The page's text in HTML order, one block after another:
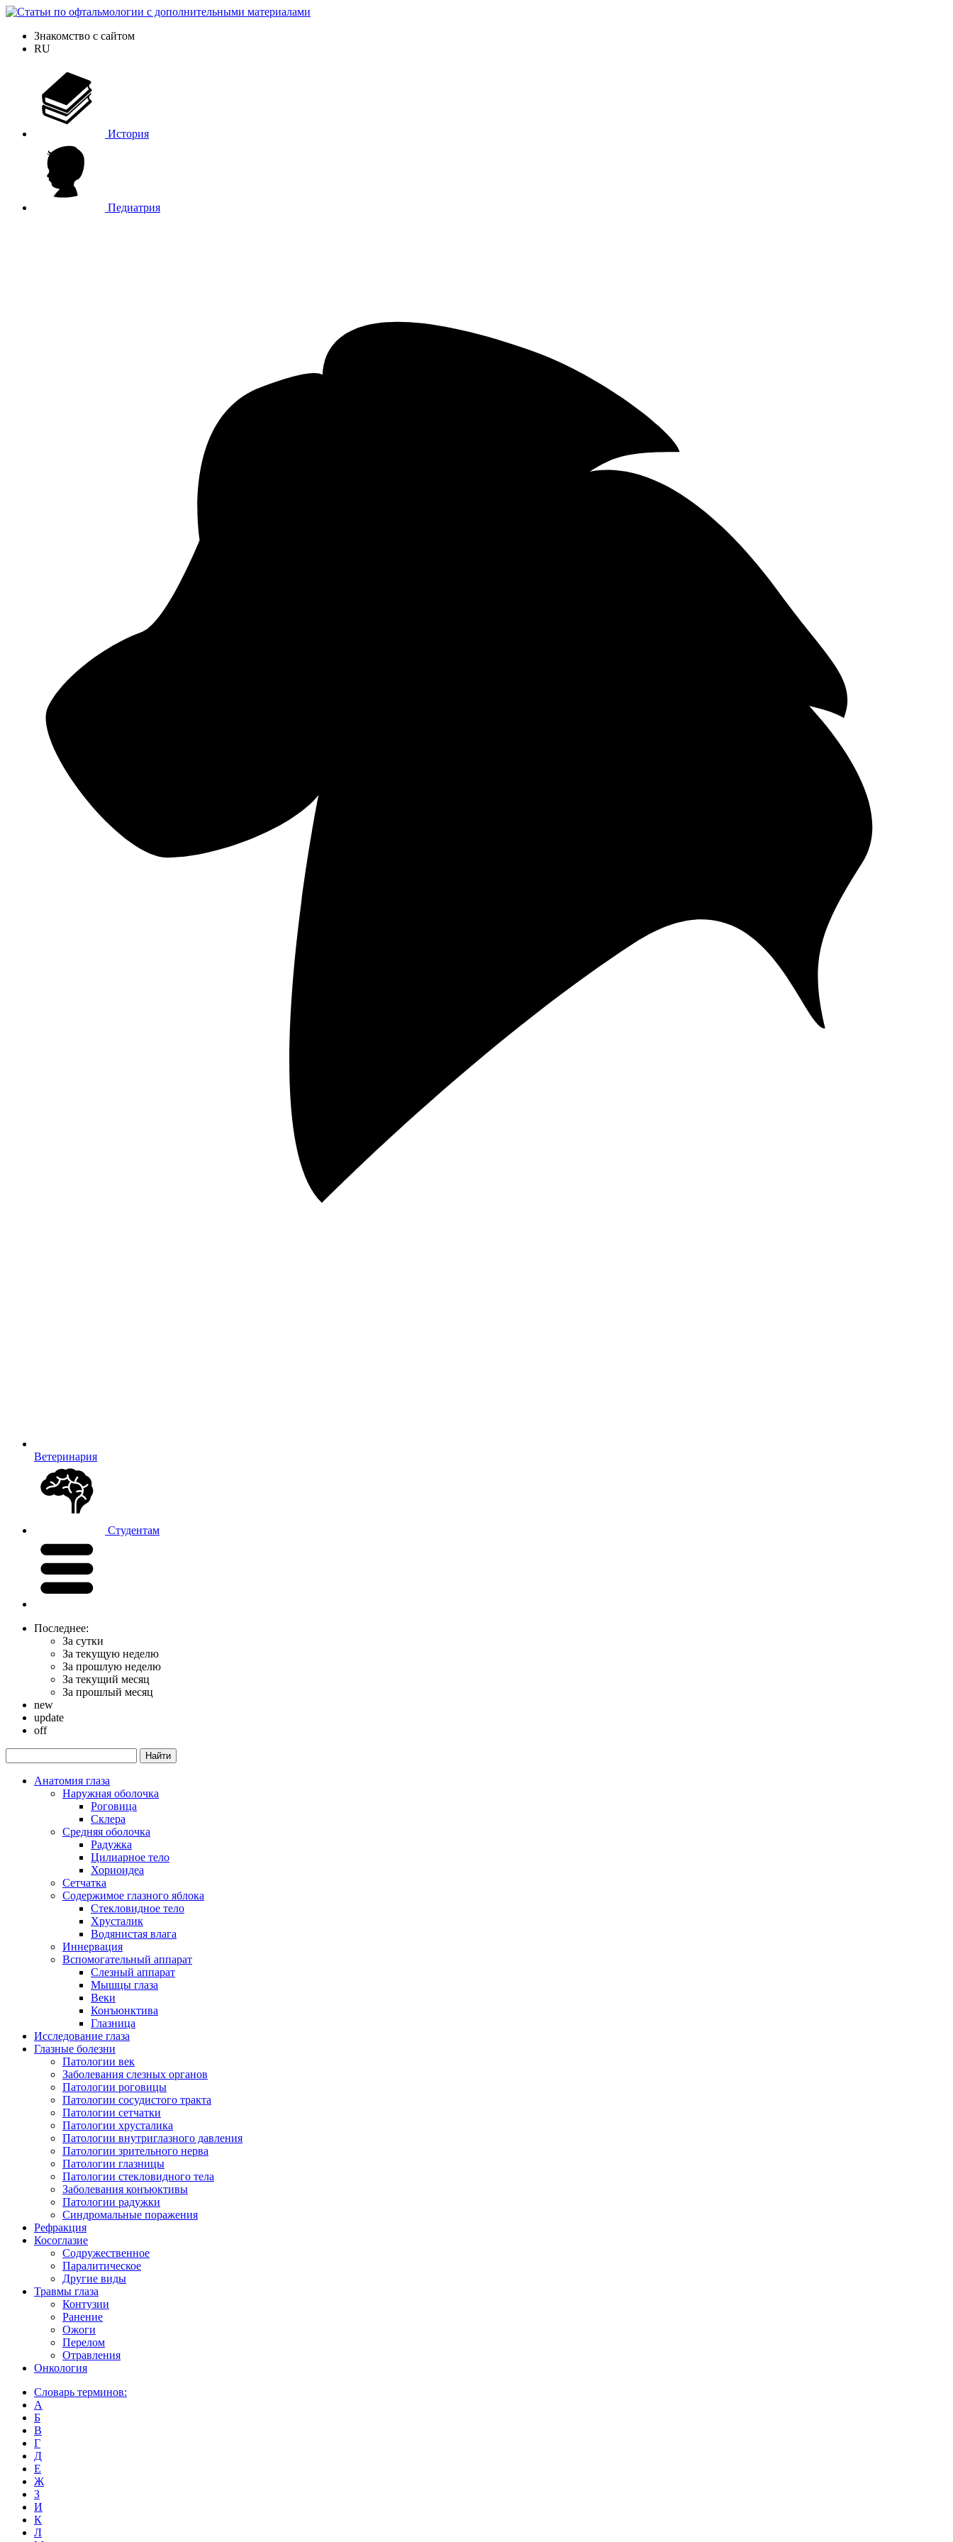
Знакомство с сайтом
RU
История
Педиатрия
Ветеринария
Студентам
Последнее:
За сутки
За текущую неделю
За прошлую неделю
За текущий месяц
За прошлый месяц
new
update
off
Анатомия глаза
Наружная оболочка
Роговица
Склера
Средняя оболочка
Радужка
Цилиарное тело
Хориоидеа
Сетчатка
Содержимое глазного яблока
Стекловидное тело
Хрусталик
Водянистая влага
Иннервация
Вспомогательный аппарат
Слезный аппарат
Мышцы глаза
Веки
Конъюнктива
Глазница
Исследование глаза
Глазные болезни
Патологии век
Заболевания слезных органов
Патологии роговицы
Патологии сосудистого тракта
Патологии сетчатки
Патологии хрусталика
Патологии внутриглазного давления
Патологии зрительного нерва
Патологии глазницы
Патологии стекловидного тела
Заболевания конъюктивы
Патологии радужки
Синдромальные поражения
Рефракция
Косоглазие
Содружественное
Паралитическое
Другие виды
Травмы глаза
Контузии
Ранениe
Ожоги
Перелом
Отравления
Онкология
Словарь терминов:
А
Б
В
Г
Д
Е
Ж
З
И
К
Л